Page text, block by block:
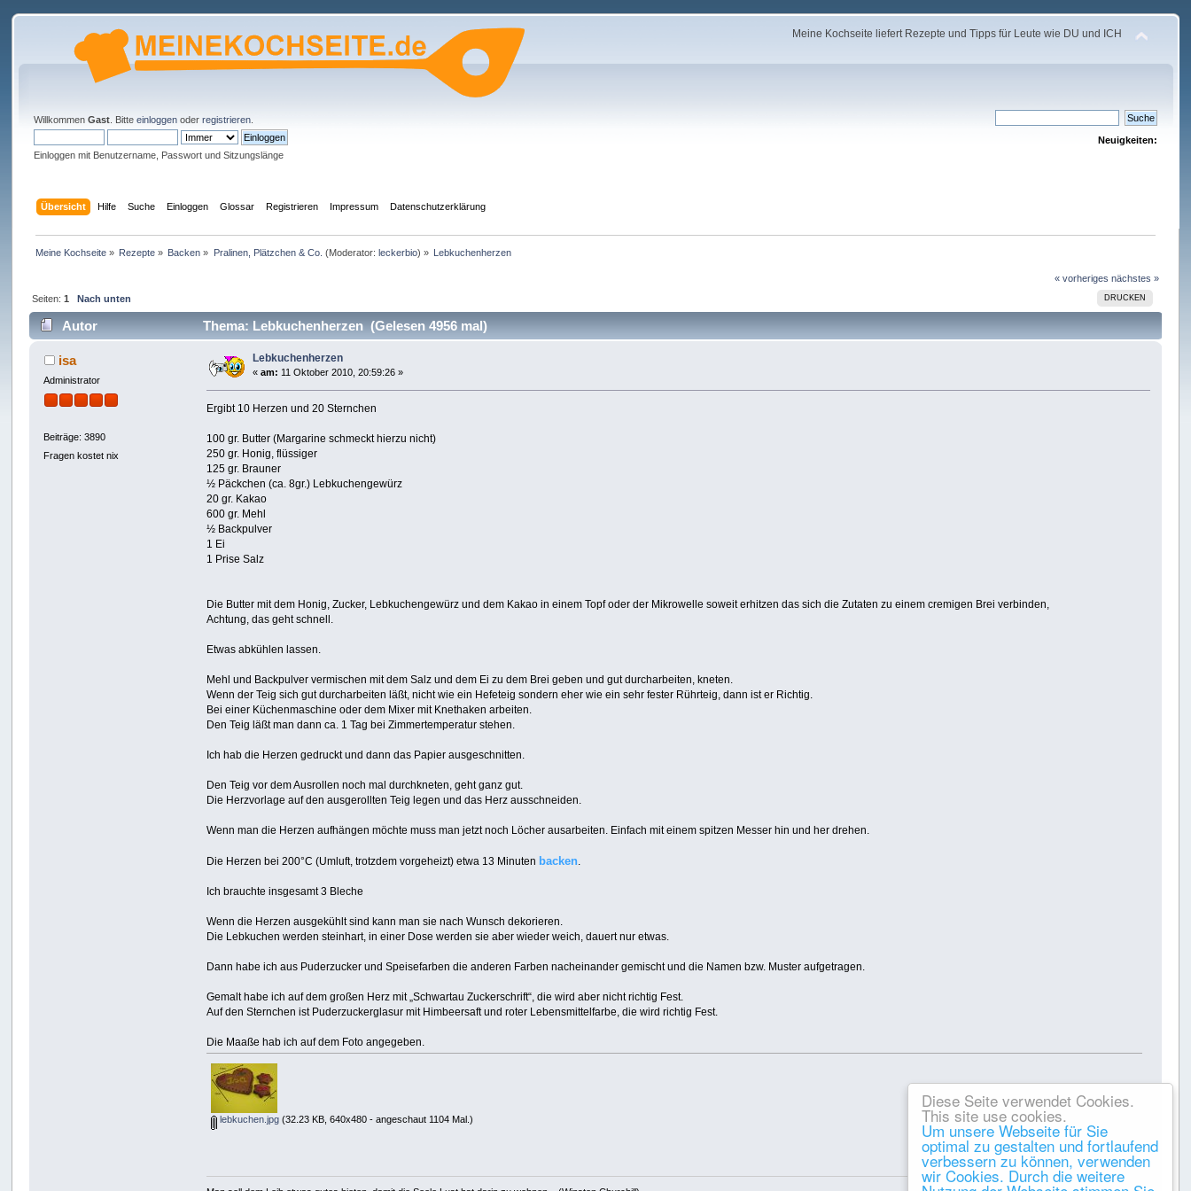
Diese Seite verwendet Cookies.
This site use cookies.
Um unsere Webseite für Sie
optimal zu gestalten und fortlaufend
verbessern zu können, verwenden
wir Cookies. Durch die weitere
Meine Kochseite liefert Rezepte und Tipps für Leute wie DU und ICH
WillkommenGast . Bitteeinloggen oderregistrieren
Einloggen mit Benutzername, Passwort und Sitzungslänge
Neuigkeiten:
Übersicht Hilfe Suche Einloggen Glossar Registrieren Impressum Datenschutzerklärung
Meine Kochseite» Rezepte » Backen » Pralinen, Plätzchen & Co. (Moderator: leckerbio) » Lebkuchenherzen
« vorheriges nächstes »
DRUCKEN
Seiten: 1 Nach unten
Autor Thema: Lebkuchenherzen (Gelesen 4956 mal)
isa
Administrator
Beiträge: 3890
Fragen kostet nix
Lebkuchenherzen
«am: 11 Oktober 2010, 20:59:26 »
Ergibt 10 Herzen und 20 Sternchen
100 gr. Butter (Margarine schmeckt hierzu nicht)
250 gr. Honig, flüssiger
125 gr. Brauner
½ Päckchen (ca. 8gr.) Lebkuchengewürz
20 gr. Kakao
600 gr. Mehl
½ Backpulver
1 Ei
1 Prise Salz
Die Butter mit dem Honig, Zucker, Lebkuchengewürz und dem Kakao in einem Topf oder der Mikrowelle soweit erhitzen das sich die Zutaten zu einem cremigen Brei verbinden,
Achtung, das geht schnell.
Etwas abkühlen lassen.
Mehl und Backpulver vermischen mit dem Salz und dem Ei zu dem Brei geben und gut durcharbeiten, kneten.
Wenn der Teig sich gut durcharbeiten läßt, nicht wie ein Hefeteig sondern eher wie ein sehr fester Rührteig, dann ist er Richtig.
Bei einer Küchenmaschine oder dem Mixer mit Knethaken arbeiten.
Den Teig läßt man dann ca. 1 Tag bei Zimmertemperatur stehen.
Ich hab die Herzen gedruckt und dann das Papier ausgeschnitten.
Den Teig vor dem Ausrollen noch mal durchkneten, geht ganz gut.
Die Herzvorlage auf den ausgerollten Teig legen und das Herz ausschneiden.
Wenn man die Herzen aufhängen möchte muss man jetzt noch Löcher ausarbeiten. Einfach mit einem spitzen Messer hin und her drehen.
Die Herzen bei 200°C (Umluft, trotzdem vorgeheizt) etwa 13 Minuten backen.
Ich brauchte insgesamt 3 Bleche
Wenn die Herzen ausgekühlt sind kann man sie nach Wunsch dekorieren.
Die Lebkuchen werden steinhart, in einer Dose werden sie aber wieder weich, dauert nur etwas.
Dann habe ich aus Puderzucker und Speisefarben die anderen Farben nacheinander gemischt und die Namen bzw. Muster aufgetragen.
Gemalt habe ich auf dem großen Herz mit „Schwartau Zuckerschrift“, die wird aber nicht richtig Fest.
Auf den Sternchen ist Puderzuckerglasur mit Himbeersaft und roter Lebensmittelfarbe, die wird richtig Fest.
Die Maaße hab ich auf dem Foto angegeben.
lebkuchen.jpg (32.23 KB, 640x480 - angeschaut 1104 Mal.)
Gespeichert